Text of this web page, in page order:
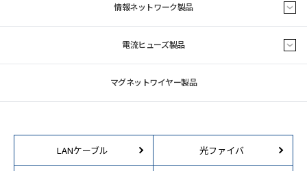
情報ネットワーク製品
電流ヒューズ製品
マグネットワイヤー製品
LANケーブル 光ファイバ